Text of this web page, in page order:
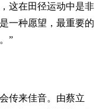
这在田径运动中是非
一种愿望，最重要的
”
传来佳音。由蔡立